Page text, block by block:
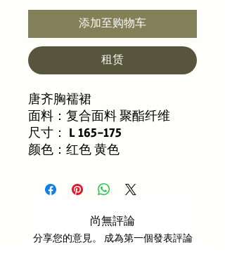
添加至购物车
租赁
唐齐胸襦裙
面料：复合面料 聚酯纤维
尺寸： L 165-175
颜色：红色 黄色
尚無評論
分享您的意見。 成為第一個發表評論